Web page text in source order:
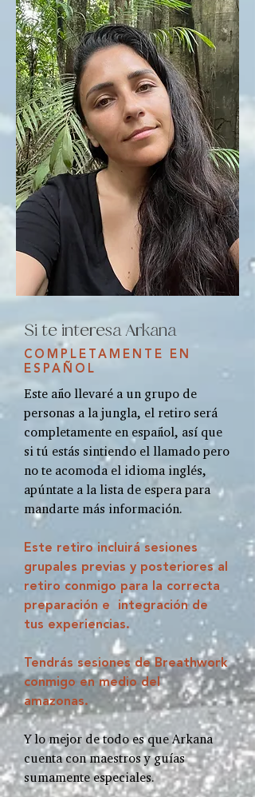
Si te interesa Arkana
COMPLETAMENTE EN
ESPAÑOL
Este año llevaré a un grupo de
personas a la jungla, el retiro será
completamente en español, así que
si tú estás sintiendo el llamado pero
no te acomoda el idioma inglés,
apúntate a la lista de espera para
mandarte más información.
Este retiro incluirá sesiones
grupales previas y posteriores al
retiro conmigo para la correcta
preparación e integración de
tus experiencias.
Tendrás sesiones de Breathwork
conmigo en medio del
amazonas.
Y lo mejor de todo es que Arkana
cuenta con maestros y guías
sumamente especiales.